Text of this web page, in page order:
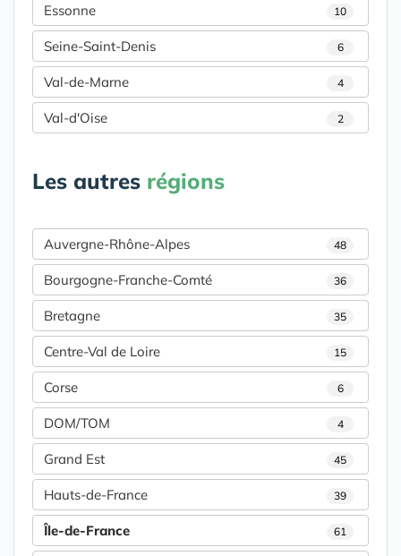
Essonne 10
Seine-Saint-Denis 6
Val-de-Marne 4
Val-d'Oise 2
Les autres régions
Auvergne-Rhône-Alpes 48
Bourgogne-Franche-Comté 36
Bretagne 35
Centre-Val de Loire 15
Corse 6
DOM/TOM 4
Grand Est 45
Hauts-de-France 39
Île-de-France 61